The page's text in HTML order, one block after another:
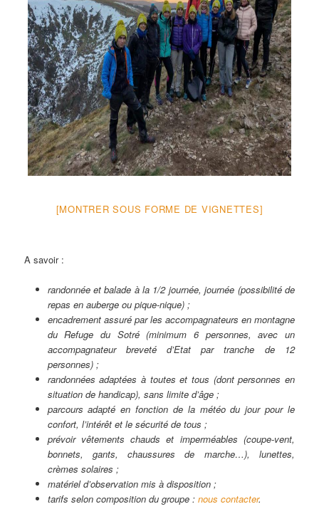
[MONTRER SOUS FORME DE VIGNETTES]
A savoir :
randonnée et balade à la 1/2 journée, journée (possibilité de
repas en auberge ou pique-nique) ;
encadrement assuré par les accompagnateurs en montagne
du Refuge du Sotré (minimum 6 personnes, avec un
accompagnateur breveté d’Etat par tranche de 12
personnes) ;
randonnées adaptées à toutes et tous (dont personnes en
situation de handicap), sans limite d’âge ;
parcours adapté en fonction de la météo du jour pour le
confort, l’intérêt et le sécurité de tous ;
prévoir vêtements chauds et imperméables (coupe-vent,
bonnets, gants, chaussures de marche…), lunettes,
crèmes solaires ;
matériel d’observation mis à disposition ;
tarifs selon composition du groupe : nous contacter.